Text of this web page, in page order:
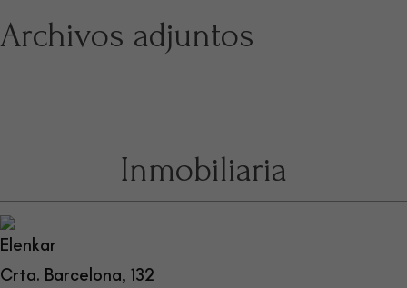
Archivos adjuntos
Inmobiliaria
Elenkar
Crta. Barcelona, 132